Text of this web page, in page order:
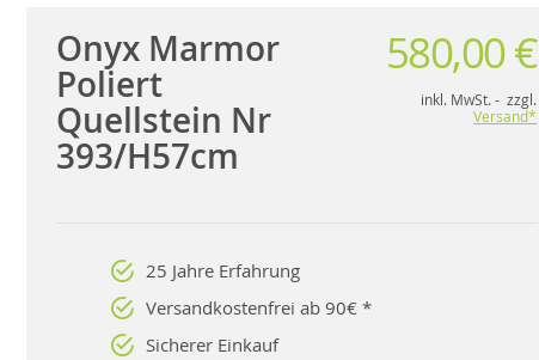
Onyx Marmor
Poliert
Quellstein Nr
393/H57cm
580,00 €
inkl. MwSt. - zzgl.
Versand*
25 Jahre Erfahrung
Versandkostenfrei ab 90€ *
Sicherer Einkauf